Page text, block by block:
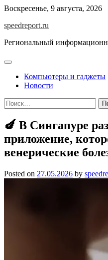
Skip
content
Воскресенье, 9 августа, 2026
speedreport.ru
Региональный
Компьютеры и гаджеты
Новости
Найти:
🍆 В Сингапуре
приложение,
венерические
Posted on 27.05.2026 by